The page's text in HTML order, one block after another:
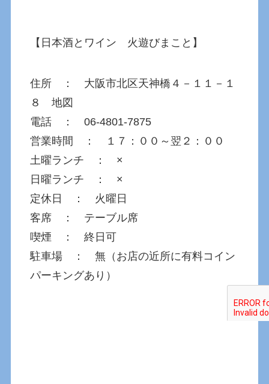
【日本酒とワイン 火遊びまこと】
住所 ： 大阪市北区天神橋４－１１－１
８ 地図
電話 ： 06-4801-7875
営業時間 ： １７：００～翌２：００
土曜ランチ ： ×
日曜ランチ ： ×
定休日 ： 火曜日
客席 ： テーブル席
喫煙 ： 終日可
駐車場 ： 無（お店の近所に有料コイン
パーキングあり）